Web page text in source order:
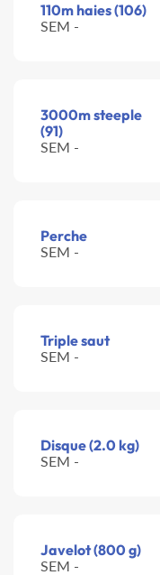
110m haies (106)
SEM -
3000m steeple
(91)
SEM -
Perche
SEM -
Triple saut
SEM -
Disque (2.0 kg)
SEM -
Javelot (800 g)
SEM -